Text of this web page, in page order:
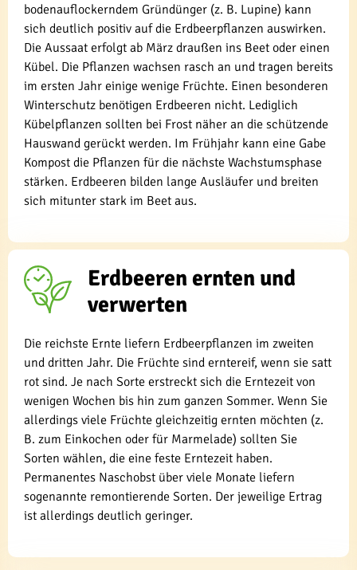
bodenauflockerndem Gründünger (z. B. Lupine) kann
sich deutlich positiv auf die Erdbeerpflanzen auswirken.
Die Aussaat erfolgt ab März draußen ins Beet oder einen
Kübel. Die Pflanzen wachsen rasch an und tragen bereits
im ersten Jahr einige wenige Früchte. Einen besonderen
Winterschutz benötigen Erdbeeren nicht. Lediglich
Kübelpflanzen sollten bei Frost näher an die schützende
Hauswand gerückt werden. Im Frühjahr kann eine Gabe
Kompost die Pflanzen für die nächste Wachstumsphase
stärken. Erdbeeren bilden lange Ausläufer und breiten
sich mitunter stark im Beet aus.
Erdbeeren ernten und
verwerten
Die reichste Ernte liefern Erdbeerpflanzen im zweiten
und dritten Jahr. Die Früchte sind erntereif, wenn sie satt
rot sind. Je nach Sorte erstreckt sich die Erntezeit von
wenigen Wochen bis hin zum ganzen Sommer. Wenn Sie
allerdings viele Früchte gleichzeitig ernten möchten (z.
B. zum Einkochen oder für Marmelade) sollten Sie
Sorten wählen, die eine feste Erntezeit haben.
Permanentes Naschobst über viele Monate liefern
sogenannte remontierende Sorten. Der jeweilige Ertrag
ist allerdings deutlich geringer.